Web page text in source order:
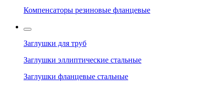
Компенсаторы резиновые фланцевые
Заглушки для труб
Заглушки эллиптические стальные
Заглушки фланцевые стальные